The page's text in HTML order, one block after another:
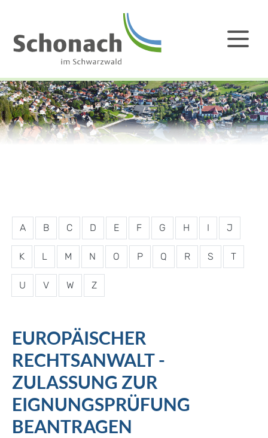
A B C D E F G H I J
K L M N O P Q R S T
U V W Z
EUROPÄISCHER
RECHTSANWALT -
ZULASSUNG ZUR
EIGNUNGSPRÜFUNG
BEANTRAGEN